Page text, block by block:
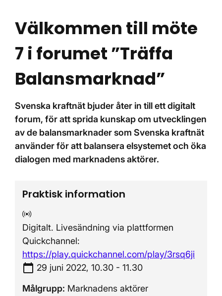
Välkommen till möte
7 i forumet ”Träffa
Balansmarknad”
Svenska kraftnät bjuder åter in till ett digitalt
forum, för att sprida kunskap om utvecklingen
av de balansmarknader som Svenska kraftnät
använder för att balansera elsystemet och öka
dialogen med marknadens aktörer.
Praktisk information
Digital mötesplats:
Digitalt. Livesändning via plattformen
Quickchannel:
https://play.quickchannel.com/play/3rsq6ji
Tidpunkt:
calendar_today 29 juni 2022, 10.30 - 11.30
Målgrupp: Marknadens aktörer